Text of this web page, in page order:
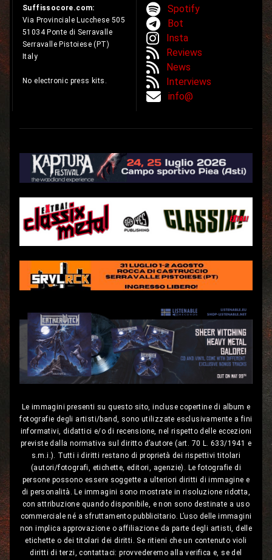
Suffissocore.com:
Via Provinciale Lucchese 505
51034 Ponte di Serravalle
Serravalle Pistoiese (PT)
Italy
No electronic press kits.
Spotify
Bot
Insta
Reviews
News
Interviews
info@
Le immagini presenti su questo sito, incluse copertine di album e
fotografie degli artisti/band, sono utilizzate esclusivamente a fini
informativi, didattici e/o di recensione, nel rispetto delle eccezioni
previste dalla normativa sul diritto d’autore (art. 70 L. 633/1941 e
s.m.i.). Tutti i diritti restano di proprietà dei rispettivi titolari
(autori/fotografi, etichette, editori, agenzie). Le fotografie di
persone possono essere soggette a ulteriori diritti di immagine e
di personalità. Le immagini sono mostrate in risoluzione ridotta,
con attribuzione quando disponibile, e non sono destinate a uso
commerciale né a sfruttamento pubblicitario. L’uso delle immagini
non implica approvazione o affiliazione da parte degli artisti, delle
etichette o dei titolari dei diritti. Se ritieni che un contenuto violi
diritti di terzi, contattaci: provvederemo alla verifica e, se del